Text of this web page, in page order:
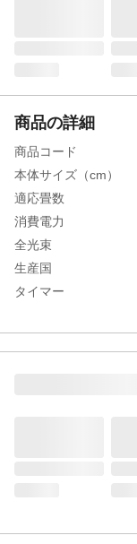
商品の詳細
商品コード
本体サイズ（cm）
適応畳数
消費電力
全光束
生産国
タイマー
重量